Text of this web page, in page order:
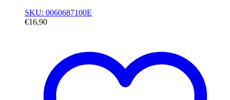
SKU: 0060687100E
€16,90